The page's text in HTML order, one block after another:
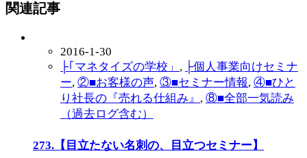
関連記事
2016-1-30
├｢マネタイズの学校」 , ├個人事業向けセミナ
ー, ②■お客様の声, ③■セミナー情報, ④■ひと
り社長の『売れる仕組み』 , ⑧■全部一気読み
（過去ログ含む）
273.【目立たない名刺の、目立つセミナー】